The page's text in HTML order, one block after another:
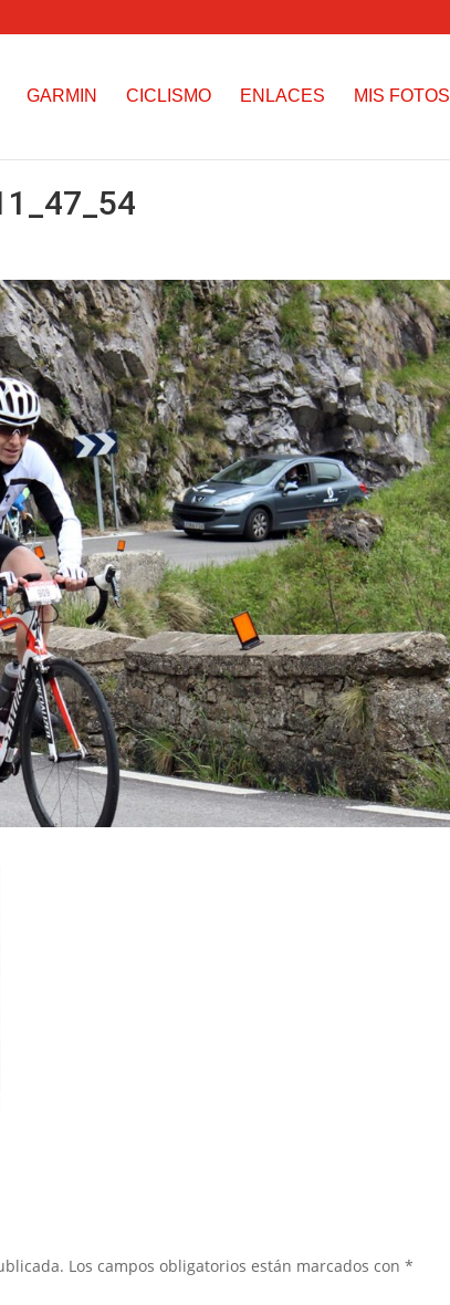
GARMIN CICLISMO ENLACES MIS FOTOS
Los campos obligatorios están marcados con*